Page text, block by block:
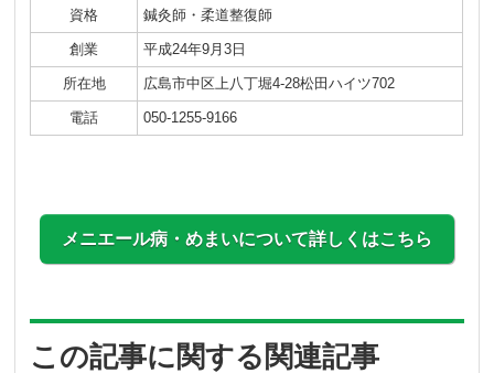
資格 鍼灸師・柔道整復師
創業 平成24年9月3日
所在地 広島市中区上八丁堀4-28松田ハイツ702
電話 050-1255-9166
メニエール病・めまいについて詳しくはこちら
この記事に関する関連記事